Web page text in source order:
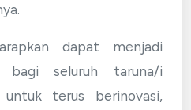
dapat menjadi
bagi seluruh taruna/i
terus berinovasi,